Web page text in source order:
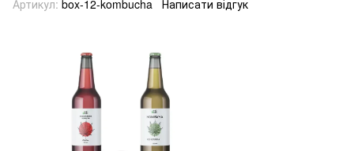
Артикул: box-12-kombucha Написати відгук